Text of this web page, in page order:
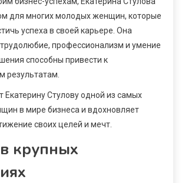
для многих молодых женщин, которые
успеха в своей карьере. Она
профессионализм и умение
способны привести к
результатам.
Екатерину Стулову одной из самых
в мире бизнеса и вдохновляет
своих целей и мечт.
крупных